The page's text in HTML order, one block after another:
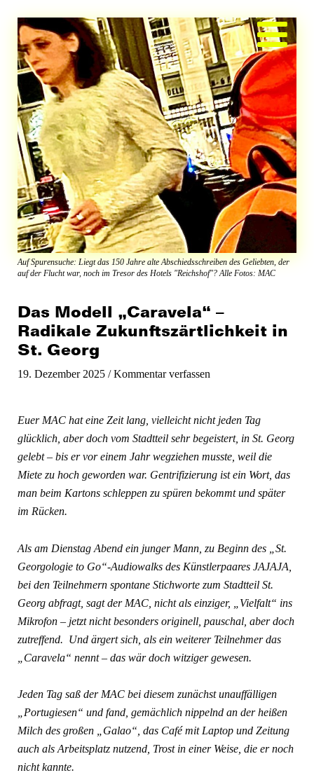
Inhalt
springen
Auf Spurensuche: Liegt das 150 Jahre alte Abschiedsschreiben des Geliebten, der
auf der Flucht war, noch im Tresor des Hotels "Reichshof"? Alle Fotos: MAC
Das Modell „Caravela“ –
Radikale Zukunftszärtlichkeit in
St. Georg
19. Dezember 2025/Kommentar verfassen
Euer MAC hat eine Zeit lang, vielleicht nicht jeden Tag
glücklich, aber doch vom Stadtteil sehr begeistert, in St. Georg
gelebt – bis er vor einem Jahr wegziehen musste, weil die
Miete zu hoch geworden war. Gentrifizierung ist ein Wort, das
man beim Kartons schleppen zu spüren bekommt und später
im Rücken.
Als am Dienstag Abend ein junger Mann, zu Beginn des „St.
Georgologie to Go“-Audiowalks des Künstlerpaares JAJAJA,
bei den Teilnehmern spontane Stichworte zum Stadtteil St.
Georg abfragt, sagt der MAC, nicht als einziger, „Vielfalt“ ins
Mikrofon – jetzt nicht besonders originell, pauschal, aber doch
zutreffend. Und ärgert sich, als ein weiterer Teilnehmer das
„Caravela“ nennt – das wär doch witziger gewesen.
Jeden Tag saß der MAC bei diesem zunächst unauffälligen
„Portugiesen“ und fand, gemächlich nippelnd an der heißen
Milch des großen „Galao“, das Café mit Laptop und Zeitung
auch als Arbeitsplatz nutzend, Trost in einer Weise, die er noch
nicht kannte.